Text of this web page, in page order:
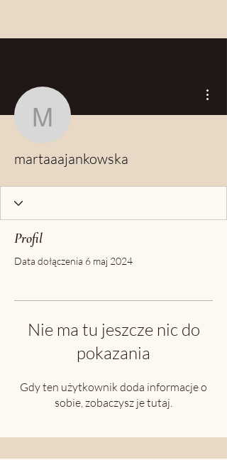
martaaajankowska
Profil
Data dołączenia 6 maj 2024
Nie ma tu jeszcze nic do
pokazania
Gdy ten użytkownik doda informacje o
sobie, zobaczysz je tutaj.